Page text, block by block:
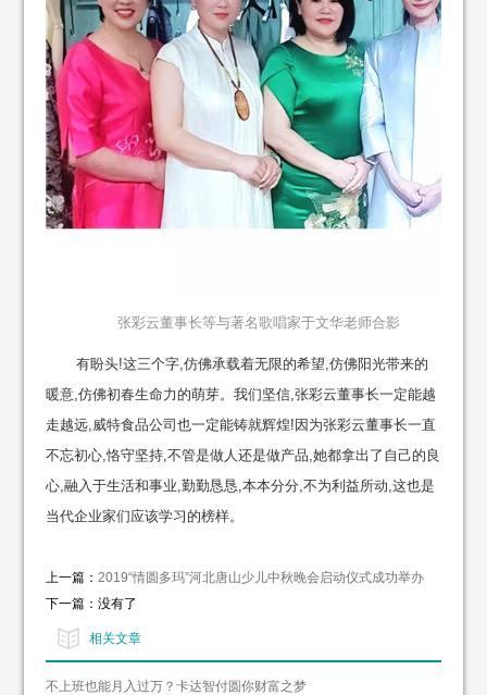
张彩云董事长等与著名歌唱家于文华老师合影
有盼头!这三个字,仿佛承载着无限的希望,仿佛阳光带来的
暖意,仿佛初春生命力的萌芽。我们坚信,张彩云董事长一定能越
走越远,威特食品公司也一定能铸就辉煌!因为张彩云董事长一直
不忘初心,恪守坚持,不管是做人还是做产品,她都拿出了自己的良
心,融入于生活和事业,勤勤恳恳,本本分分,不为利益所动,这也是
当代企业家们应该学习的榜样。
上一篇：2019“情圆多玛”河北唐山少儿中秋晚会启动仪式成功举办
下一篇：没有了
相关文章
不上班也能月入过万？卡达智付圆你财富之梦